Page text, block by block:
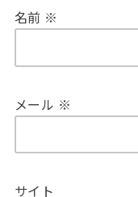
名前 ※
メール ※
サイト